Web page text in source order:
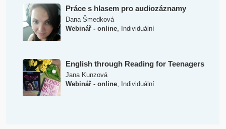
Práce s hlasem pro audiozáznamy
Dana Šmedková
Webinář - online, Individuální
English through Reading for Teenagers
Jana Kunzová
Webinář - online, Individuální